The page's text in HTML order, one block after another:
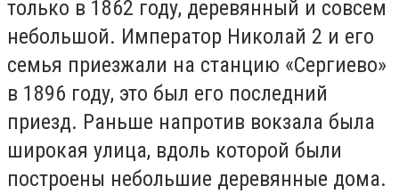
только в 1862 году, деревянный и совсем
небольшой. Император Николай 2 и его
семья приезжали на станцию «Сергиево»
в 1896 году, это был его последний
приезд. Раньше напротив вокзала была
широкая улица, вдоль которой были
построены небольшие деревянные дома.